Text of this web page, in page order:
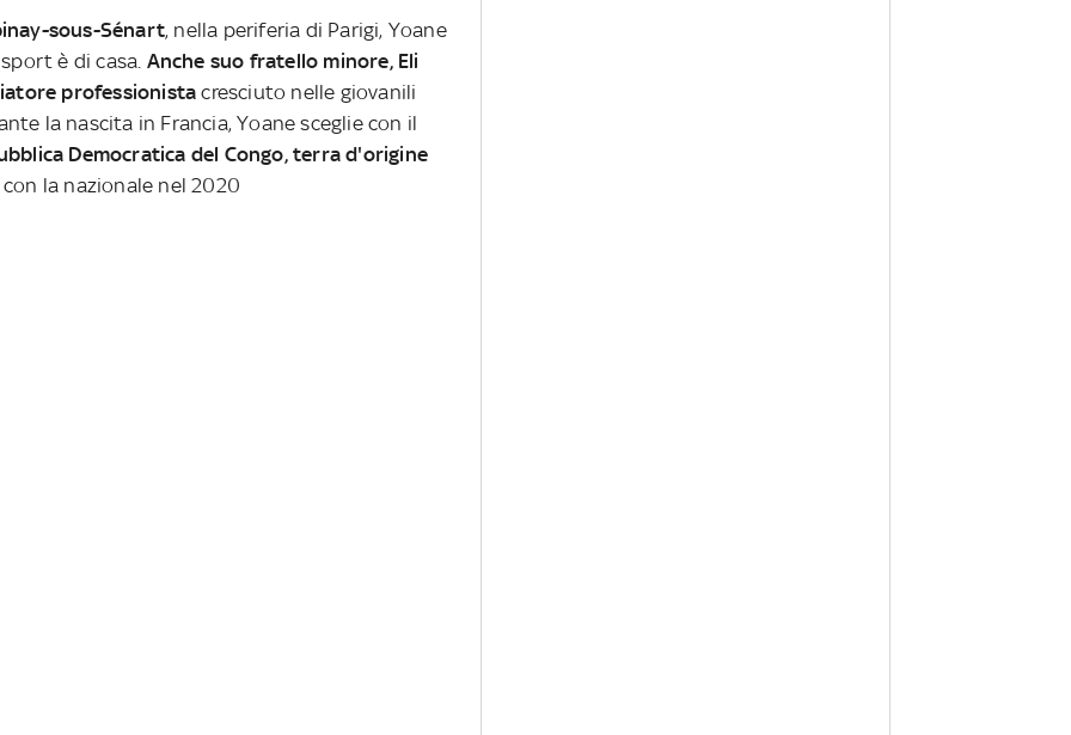
sous-Sénart, nella periferia di Parigi, Yoane
è di casa. Anche suo fratello minore, Eli
professionista cresciuto nelle giovanili
la nascita in Francia, Yoane sceglie con il
Democratica del Congo, terra d'origine
la nazionale nel 2020